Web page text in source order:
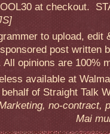
at checkout.
to upload, edit
post written
All opinions are 100%
available at
of Straight Talk
no-contract,
Mai